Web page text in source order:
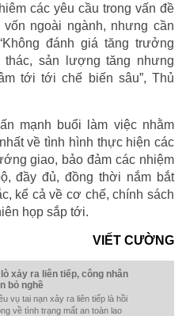
các yêu cầu trong vấn đề
ngoài ngành, nhưng cần
đánh giá tăng trưởng
sản lượng tăng nhưng
tới tới chế biến sâu”, Thủ
mạnh buổi làm việc nhằm
về tình hình thực hiện các
giao, bảo đảm các nhiệm
đầy đủ, đồng thời nắm bắt
kể cả về cơ chế, chính sách
họp sắp tới.
VIẾT CƯỜNG
xảy ra liên tiếp, công nhân
bỏ nghề
vụ tai nạn xảy ra liên tiếp là hồi
về tình trạng mất an toàn lao